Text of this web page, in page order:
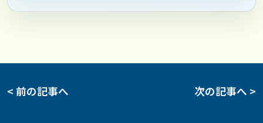
< 前の記事へ 次の記事へ >